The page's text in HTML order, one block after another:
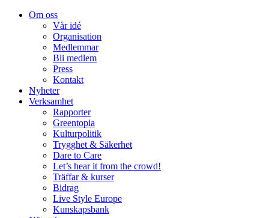
Om oss
Vår idé
Organisation
Medlemmar
Bli medlem
Press
Kontakt
Nyheter
Verksamhet
Rapporter
Greentopia
Kulturpolitik
Trygghet & Säkerhet
Dare to Care
Let’s hear it from the crowd!
Träffar & kurser
Bidrag
Live Style Europe
Kunskapsbank